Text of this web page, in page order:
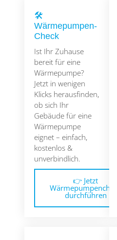
🛠
Wärmepumpen-
Check
Ist Ihr Zuhause
bereit für eine
Wärmepumpe?
Jetzt in wenigen
Klicks herausfinden,
ob sich Ihr
Gebäude für eine
Wärmepumpe
eignet – einfach,
kostenlos &
unverbindlich.
👉 Jetzt
Wärmepumpencheck
durchführen